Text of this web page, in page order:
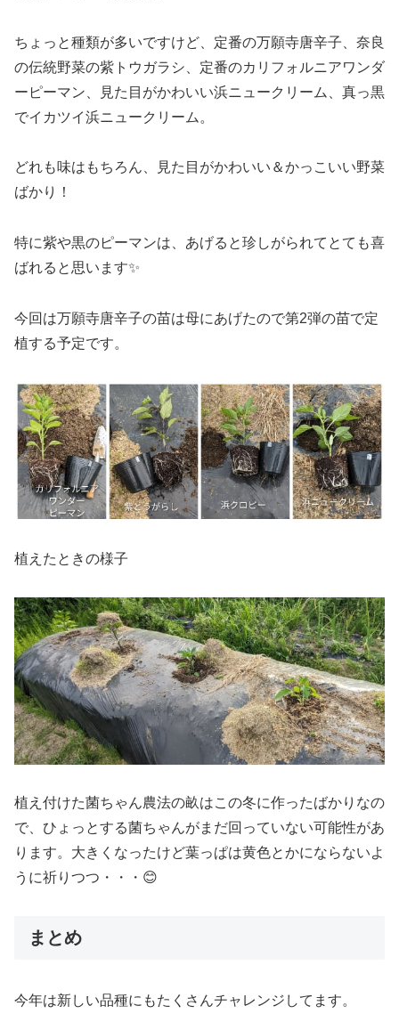
ちょっと種類が多いですけど、定番の万願寺唐辛子、奈良
の伝統野菜の紫トウガラシ、定番のカリフォルニアワンダ
ーピーマン、見た目がかわいい浜ニュークリーム、真っ黒
でイカツイ浜ニュークリーム。
どれも味はもちろん、見た目がかわいい＆かっこいい野菜
ばかり！
特に紫や黒のピーマンは、あげると珍しがられてとても喜
ばれると思います✨
今回は万願寺唐辛子の苗は母にあげたので第2弾の苗で定
植する予定です。
植えたときの様子
植え付けた菌ちゃん農法の畝はこの冬に作ったばかりなの
で、ひょっとする菌ちゃんがまだ回っていない可能性があ
ります。大きくなったけど葉っぱは黄色とかにならないよ
うに祈りつつ・・・😊
まとめ
今年は新しい品種にもたくさんチャレンジしてます。